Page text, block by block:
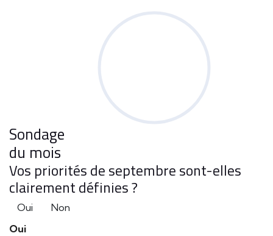
Sondage
du mois
Vos priorités de septembre sont-elles
clairement définies ?
Oui
Non
Oui